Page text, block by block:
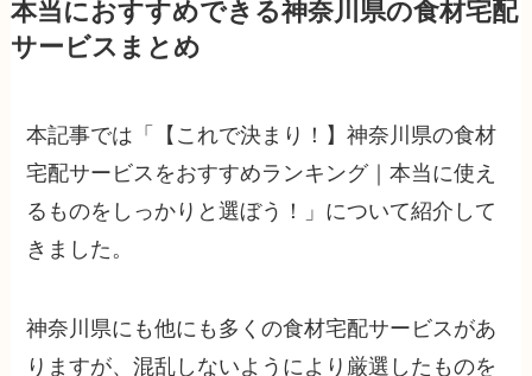
本当におすすめできる神奈川県の食材宅配
サービスまとめ
本記事では「【これで決まり！】神奈川県の食材
宅配サービスをおすすめランキング｜本当に使え
るものをしっかりと選ぼう！」について紹介して
きました。
神奈川県にも他にも多くの食材宅配サービスがあ
りますが、混乱しないようにより厳選したものを